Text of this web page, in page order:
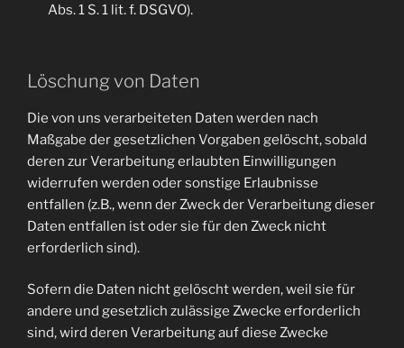
Abs. 1 S. 1 lit. f. DSGVO).
Löschung von Daten
Die von uns verarbeiteten Daten werden nach
Maßgabe der gesetzlichen Vorgaben gelöscht, sobald
deren zur Verarbeitung erlaubten Einwilligungen
widerrufen werden oder sonstige Erlaubnisse
entfallen (z.B., wenn der Zweck der Verarbeitung dieser
Daten entfallen ist oder sie für den Zweck nicht
erforderlich sind).
Sofern die Daten nicht gelöscht werden, weil sie für
andere und gesetzlich zulässige Zwecke erforderlich
sind, wird deren Verarbeitung auf diese Zwecke